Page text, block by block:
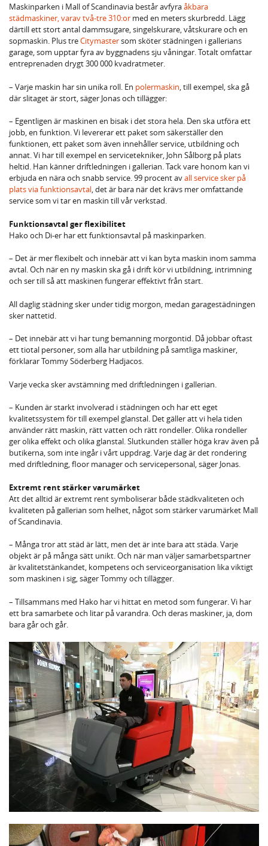
Maskinparken i Mall of Scandinavia består avfyraåkbara
städmaskiner, varav två-tre 310:or med en meters skurbredd. Lägg
därtill ett stort antal dammsugare, singelskurare, våtskurare och en
sopmaskin. Plus treCitymastersom sköter städningen i gallerians
garage, som upptar fyra av byggnadens sju våningar. Totalt omfattar
entreprenaden drygt 300 000 kvadratmeter.
– Varje maskin har sin unika roll. En polermaskin, till exempel, ska gå
där slitaget är stort, säger Jonas och tillägger:
– Egentligen är maskinen en bisak i det stora hela. Den ska utföra ett
jobb, en funktion. Vi levererar ett paket som säkerställer den
funktionen, ett paket som även innehåller service, utbildning och
annat. Vi har till exempel en servicetekniker, John Sålborg på plats
heltid. Han känner driftledningen i gallerian. Tack vare honom kan vi
erbjuda en nära och snabb service. 99 procent avall service sker på
plats via funktionsavtal, det är bara när det krävs mer omfattande
service som vi tar en maskin till vår verkstad.
Funktionsavtal ger flexibilitet
Hako och Di-er har ett funktionsavtal på maskinparken.
– Det är mer flexibelt och innebär att vi kan byta maskin inom samma
avtal. Och när en ny maskin ska gå i drift kör vi utbildning, intrimning
och ser till så att maskinen fungerar effektivt från start.
All daglig städning sker under tidig morgon, medan garagestädningen
sker nattetid.
– Det innebär att vi har tung bemanning morgontid. Då jobbar oftast
ett tiotal personer, som alla har utbildning på samtliga maskiner,
förklarar Tommy Söderberg Hadjacos.
Varje vecka sker avstämning med driftledningen i gallerian.
– Kunden är starkt involverad i städningen och har ett eget
kvalitetssystem för till exempel glanstal. Det gäller att vi hela tiden
använder rätt maskin, rätt vatten och rätt rondeller. Olika rondeller
ger olika effekt och olika glanstal. Slutkunden ställer höga krav även på
butikerna, som inte ingår i vårt uppdrag. Varje dag är det rondering
med driftledning, floor manager och servicepersonal, säger Jonas.
Extremt rent stärker varumärket
Att det alltid är extremt rent symboliserar både städkvaliteten och
kvaliteten på gallerian som helhet, något som stärker varumärket Mall
of Scandinavia.
– Många tror att städ är lätt, men det är inte bara att städa. Varje
objekt är på många sätt unikt. Och när man väljer samarbetspartner
är kvalitetstänkandet, kompetens och serviceorganisation lika viktigt
som maskinen i sig, säger Tommy och tillägger.
– Tillsammans med Hako har vi hittat en metod som fungerar. Vi har
ett bra samarbete och litar på varandra. Och deras maskiner, ja, dom
bara går och går.